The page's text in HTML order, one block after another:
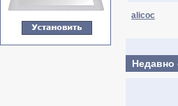
alicoc
Недавно